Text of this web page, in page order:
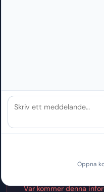
"John Smith, IBAN:
Var kommer denna
Skriv ett meddelande…
Öppna